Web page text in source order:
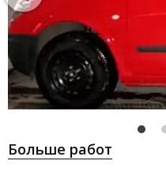
Больше работ